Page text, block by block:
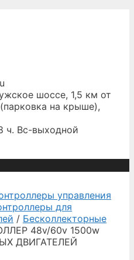
шоссе, 1,5 км от
на крыше),
ч. Вс-выходной
управления
для
/ Бесколлекторные
48v/60v 1500w
ДВИГАТЕЛЕЙ